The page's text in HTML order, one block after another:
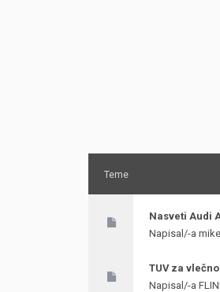
Teme
Nasveti Audi
Napisal/-a
TUV za
Napisal/-a